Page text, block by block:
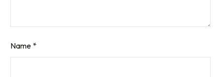
Name *